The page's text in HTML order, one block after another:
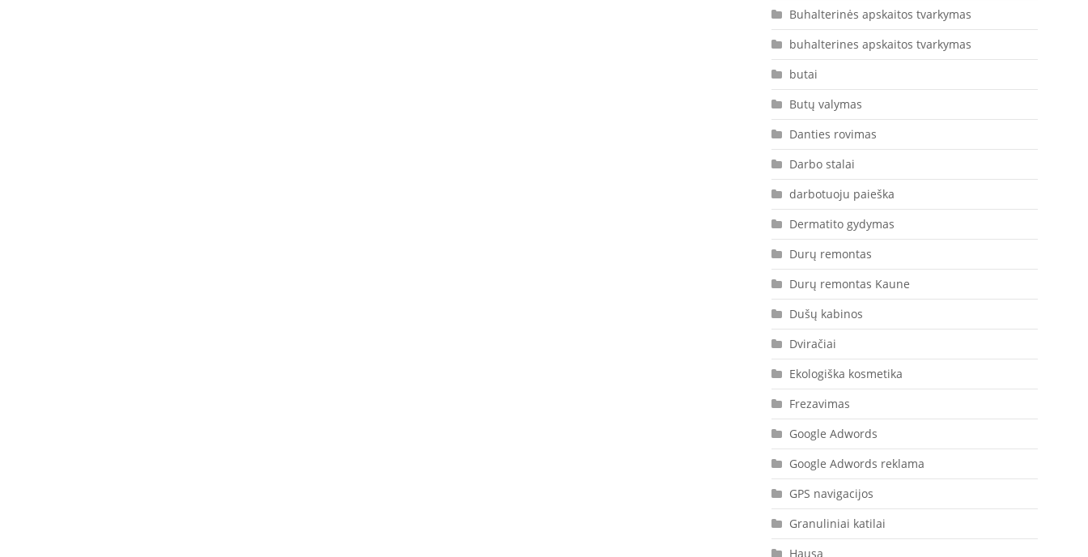
Buhalterinės apskaitos tvarkymas
buhalterines apskaitos tvarkymas
butai
Butų valymas
Danties rovimas
Darbo stalai
darbotuoju paieška
Dermatito gydymas
Durų remontas
Durų remontas Kaune
Dušų kabinos
Dviračiai
Ekologiška kosmetika
Frezavimas
Google Adwords
Google Adwords reklama
GPS navigacijos
Granuliniai katilai
Hausa